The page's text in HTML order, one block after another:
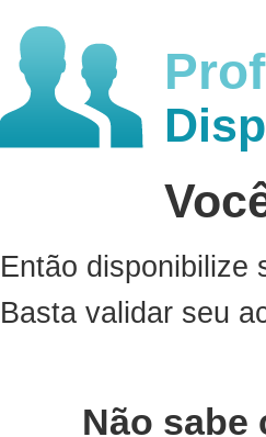
Então disponibilize
Basta validar seu
Não